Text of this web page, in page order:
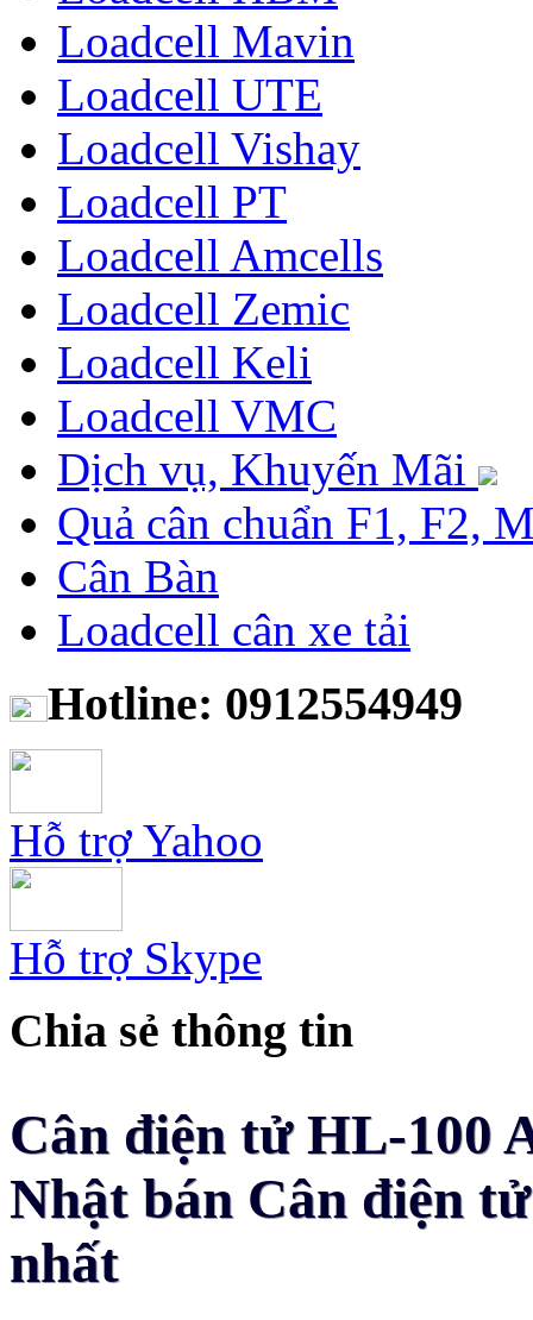
Loadcell Mavin
Loadcell UTE
Loadcell Vishay
Loadcell PT
Loadcell Amcells
Loadcell Zemic
Loadcell Keli
Loadcell VMC
Dịch vụ, Khuyến Mãi
Quả cân chuẩn F1, F2,
Cân Bàn
Loadcell cân xe tải
Hotline: 0912554949
Hỗ trợ Yahoo
Hỗ trợ Skype
Chia sẻ thông tin
Cân điện tử HL-100
Nhật bán Cân điện
nhất